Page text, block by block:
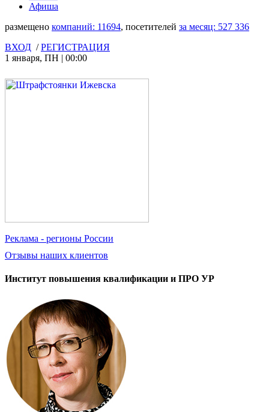
Афиша
размещено компаний: 11694, посетителей за месяц: 527 336
ВХОД /РЕГИСТРАЦИЯ
1 января, ПН | 00:00
Реклама - регионы России
Отзывы наших клиентов
Институт повышения квалификации и ПРО УР